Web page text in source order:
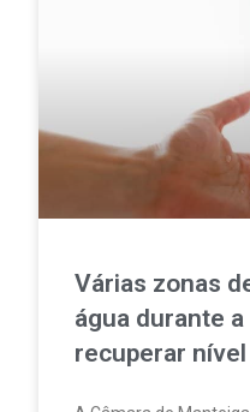
Várias zonas
água durante
recuperar